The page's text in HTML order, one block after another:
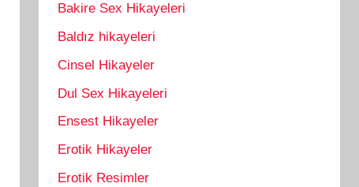
Bakire Sex Hikayeleri
Baldız hikayeleri
Cinsel Hikayeler
Dul Sex Hikayeleri
Ensest Hikayeler
Erotik Hikayeler
Erotik Resimler